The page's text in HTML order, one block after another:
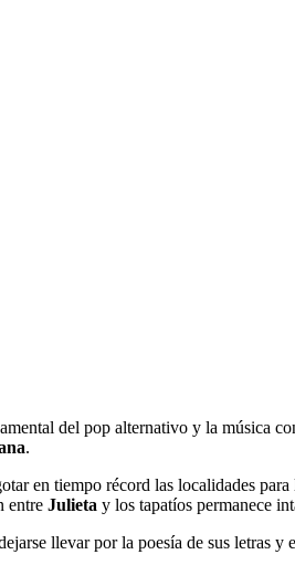
del pop alternativo y la música
.
en tiempo récord las localidades
entre Julieta y los tapatíos permanece
llevar por la poesía de sus letras y